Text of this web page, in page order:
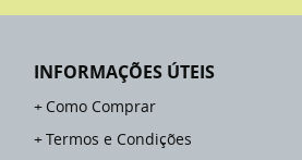
INFORMAÇÕES ÚTEIS
Como Comprar
Termos e Condições